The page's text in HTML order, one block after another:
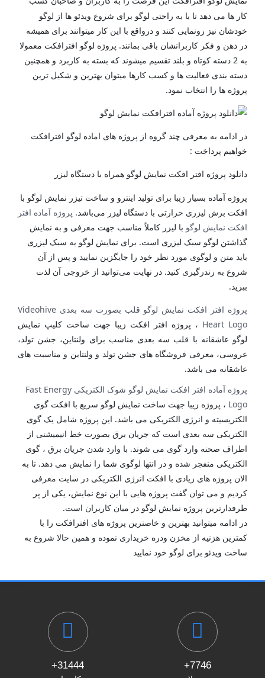
کار ها می دهد تا با به راحتی لوگو برای شروع ویدئو ها از لوگو
خودشان نیز رونمایی کنند و درواقع با این کار میتوانند برای همیشه
در ذهن و فکر کاربرانشان باقی بمانند. پروژه لوگو افترافکت معمولا
به 2 دسته کوتاه و بلند تقسیم میشوند که بسته به کاربرد و همچنین
دسته بندی فعالیت ها و کسب کارها میتوان بهترین و شکیل ترین
پروژه ها را انتخاب نمود.
در ادامه به معرفی چند گروه از پروژه های اماده لوگو افترافکت
خواهیم پرداخت :
دانلود پروژه افتر افکت نمایش لوگو همراه با دستگاه لیزر
پروژه آماده بسیار زیبا برای تولید اینترو و ساخت تیزر نمایش لوگو با
افکت برش لیزری حرارتی با دستگاه لیزر می‌باشد. پروژه آماده افتر
افکت نمایش لوگو با لیزر کاملاً مناسب جهت معرفی و به نمایش
گذاشتن لوگو سبک لیزری است. برای نمایش لوگو به سبک لیزری
باید متن و لوگوی مورد نظر خود را جایگزین نمایید و پس از آن
شروع به رندرگیری کنید. در نهایت می‌توانید از خروجی آن لذت
ببرید.
پروژه افتر افکت نمایش لوگو قلب بصورت سه بعدی Videohive
Heart Logo ، پروژه افتر افکت زیبا جهت ساخت کلیپ نمایش
لوگو عاشقانه با قلب سه بعدی مناسب برای ولنتاین، جشن تولد،
عروسی، معرفی فروشگاه های جشن تولد و ولنتاین و مناسبت های
عاشقانه می باشد.
پروژه آماده افتر افکت نمایش لوگو شوک الکتریکی Fast Energy
Logo ، پروژه زیبا جهت ساخت نمایش لوگو سریع با افکت گوی
الکتریسیته و انرژی الکتریکی می باشد. این پروژه شامل یک گوی
الکتریکی سه بعدی است که جریان برق بصورت خط انیمیشنی از
اطراف صحنه وارد گوی می شوند. با وارد شدن جریان برق ، گوی
الکتریکی منفجر شده و در انتها لوگوی شما را نمایش می دهد. تا به
الان پروژه های زیادی با افکت انرژی الکتریکی در سایت معرفی
کردیم و می توان گفت پروژه هایی با این نوع نمایش، یکی از پر
طرفدارترین پروژه نمایش لوگو در میان کاربران است.
در ادامه میتوانید بهترین و خاصترین پروژه های افترافکت را با
کمترین هزنیه از مخزن ودره خریداری نموده و همین حالا شروع به
ساخت ویدئو برای لوگو خود نمایید
7746+
31444+